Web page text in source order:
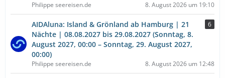
Philippe seereisen.de 8. August 2026 um 19:10
AIDAluna: Island & Grönland ab Hamburg | 21
Nächte | 08.08.2027 bis 29.08.2027 (Sonntag, 8.
August 2027, 00:00 – Sonntag, 29. August 2027,
00:00)
6
Philippe seereisen.de 8. August 2026 um 12:48